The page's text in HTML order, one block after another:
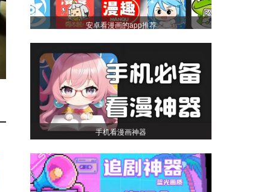
安卓看漫画的app推荐
手机看漫画神器